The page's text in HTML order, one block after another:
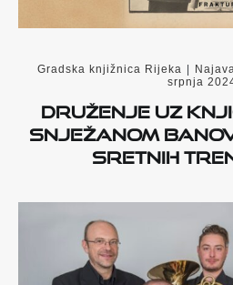
Gradska knjižnica Rijeka
srpnja
Druženje uz
Snježanom
sretnih